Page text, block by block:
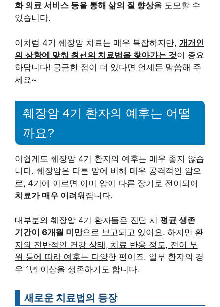
화 의료 서비스 등을 통해 삶의 질 향상을 도모할 수
있습니다.
이처럼 4기 췌장암 치료는 매우 복잡하지만, 개개인
의 상황에 맞춰 최선의 치료법을 찾아가는 것이 중요
하답니다! 궁금한 점이 더 있다면 언제든 말씀해 주
세요~
췌장암 4기 환자의 예후는 어떨
까요?
아쉽게도 췌장암 4기 환자의 예후는 매우 좋지 않습
니다. 췌장암은 다른 암에 비해 매우 공격적인 암으
로, 4기에 이르면 이미 암이 다른 장기로 전이되어
치료가 매우 어려워집니다.
대부분의 췌장암 4기 환자들은 진단 시 평균 생존
기간이 6개월 미만으로 보고되고 있어요. 하지만 환
자의 전반적인 건강 상태, 치료 반응 정도, 전이 부
위 등에 따라 예후는 다양한 편이죠. 일부 환자의 경
우 1년 이상을 생존하기도 합니다.
새로운 치료법의 등장